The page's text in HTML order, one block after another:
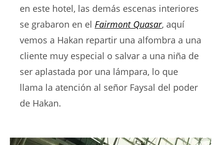
en este hotel, las demás escenas interiores
se grabaron en el Fairmont Quasar, aquí
vemos a Hakan repartir una alfombra a una
cliente muy especial o salvar a una niña de
ser aplastada por una lámpara, lo que
llama la atención al señor Faysal del poder
de Hakan.